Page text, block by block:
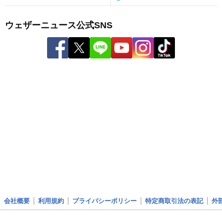
ウェザーニュース公式SNS
会社概要 利用規約 プライバシーポリシー 特定商取引法の表記 外